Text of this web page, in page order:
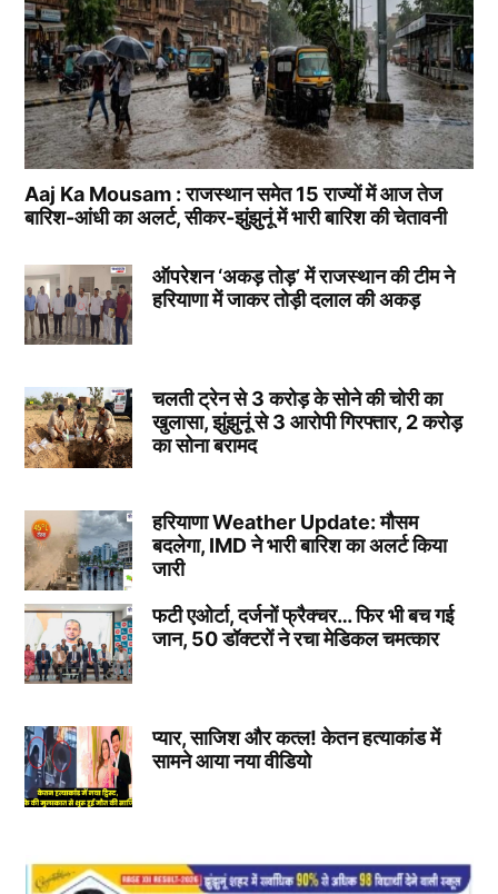
Aaj Ka Mousam : राजस्थान समेत 15 राज्यों में आज तेज
बारिश-आंधी का अलर्ट, सीकर-झुंझुनूं में भारी बारिश की चेतावनी
ऑपरेशन ‘अकड़ तोड़’ में राजस्थान की टीम ने
हरियाणा में जाकर तोड़ी दलाल की अकड़
चलती ट्रेन से 3 करोड़ के सोने की चोरी का
खुलासा, झुंझुनूं से 3 आरोपी गिरफ्तार, 2 करोड़
का सोना बरामद
हरियाणा Weather Update: मौसम
बदलेगा, IMD ने भारी बारिश का अलर्ट किया
जारी
फटी एओर्टा, दर्जनों फ्रैक्चर… फिर भी बच गई
जान, 50 डॉक्टरों ने रचा मेडिकल चमत्कार
प्यार, साजिश और कत्ल! केतन हत्याकांड में
सामने आया नया वीडियो